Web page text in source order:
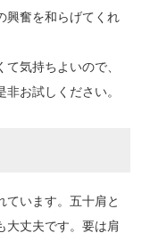
興奮を和らげてくれ
気持ちよいので、
お試しください。
ています。五十肩と
大丈夫です。要は肩